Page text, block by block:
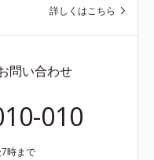
詳しくはこちら
問い合わせ
010
時まで